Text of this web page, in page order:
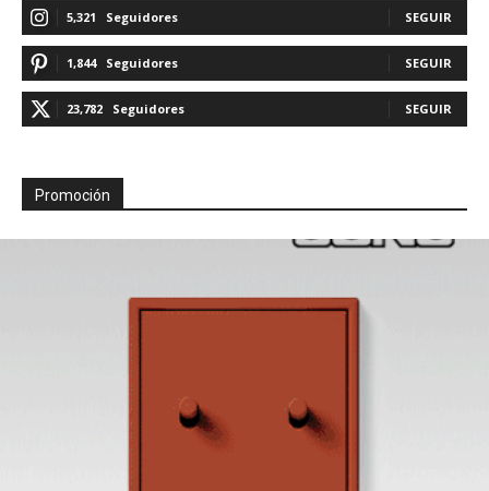
5,321 Seguidores SEGUIR
1,844 Seguidores SEGUIR
23,782 Seguidores SEGUIR
Promoción